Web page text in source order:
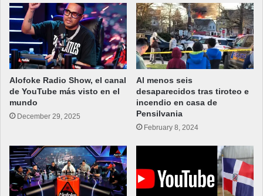
Alofoke Radio Show, el canal
de YouTube más visto en el
mundo
December 29, 2025
Al menos seis
desaparecidos tras tiroteo e
incendio en casa de
Pensilvania
February 8, 2024